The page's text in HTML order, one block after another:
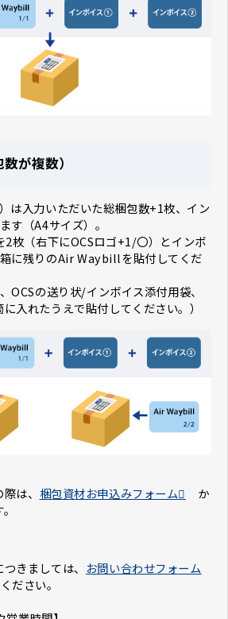
が複数）
入力いただいた総梱包数+1枚、イン
す（A4サイズ）。
枚（右下にOCSロゴ+1/〇）とインボ
に残りのAir Waybillを貼付してくだ
OCSの送り状/インボイス添付用袋、
入れたうえで貼付してください。）
は、 梱包資材お申込みフォーム
か
きましては、
お問い合わせフォーム
ださい。